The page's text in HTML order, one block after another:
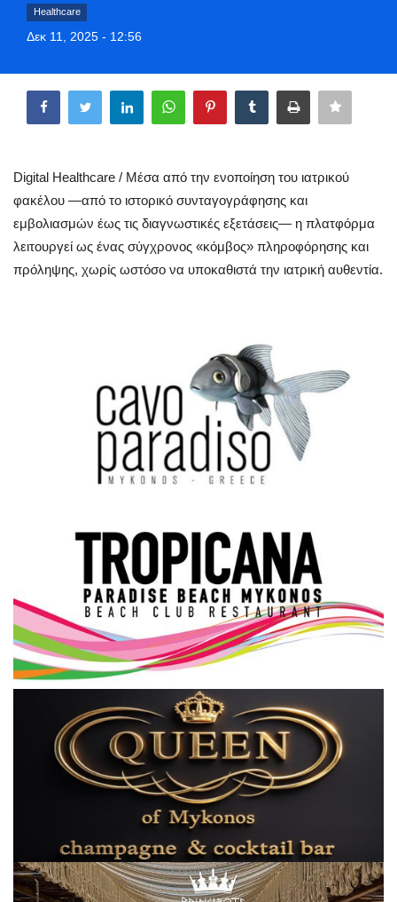
Greece
Arts & Culture
Mykonos Ticker TV
Sport
Science & Tech
Aegean Islands
Cost Of Living Crisis
Opinion + Analysis
L’Art des Sens
All News
Γλώσσα
Healthcare
Δεκ 11, 2025 - 12:56
Digital Healthcare / Μέσα από την ενοποίηση του ιατρικού
φακέλου —από το ιστορικό συνταγογράφησης και
εμβολιασμών έως τις διαγνωστικές εξετάσεις— η πλατφόρμα
λειτουργεί ως ένας σύγχρονος «κόμβος» πληροφόρησης και
πρόληψης, χωρίς ωστόσο να υποκαθιστά την ιατρική αυθεντία.